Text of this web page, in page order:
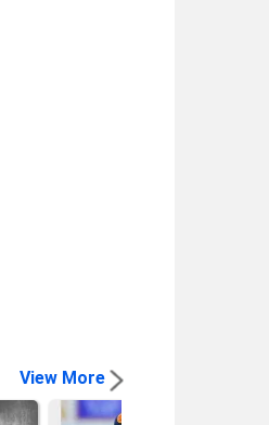
View More